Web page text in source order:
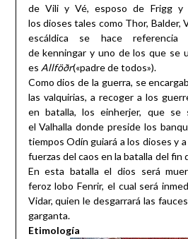
de Vili y Vé, esposo de Frigg y
los dioses tales como Thor, Balder,
escáldica se hace
de kenningar y uno de los que se
es Allföðr(«padre de todos»).
Como dios de la guerra, se
las valquirias, a recoger a los
en batalla, los einherjer, que
el Valhalla donde preside los
tiempos Odín guiará a los dioses y
fuerzas del caos en la batalla del fin
En esta batalla el dios será
feroz lobo Fenrir, el cual será
Vidar, quien le desgarrará las
garganta.
Etimología